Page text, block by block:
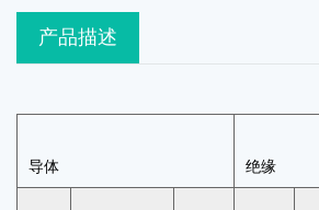
产品描述
导体 绝缘